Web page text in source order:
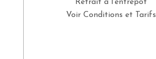
Retrait à l'entrepôt
Voir Conditions et Tarifs